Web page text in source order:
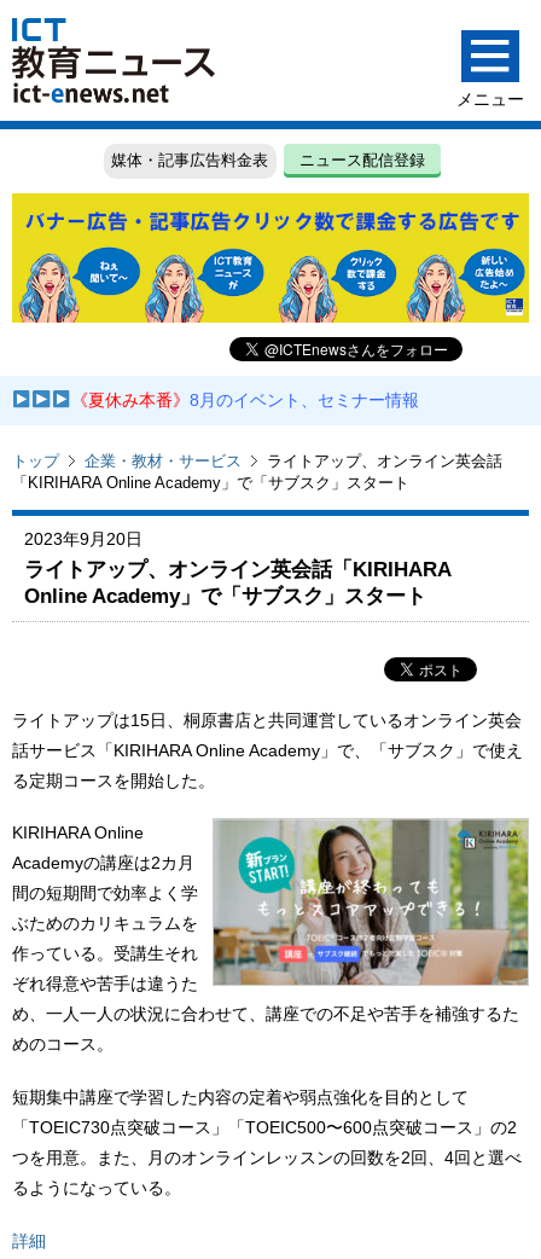
媒体・記事広告料金表 ニュース配信登録
《夏休み本番》8月のイベント、セミナー情報
トップ 企業・教材・サービス
ライトアップ、オンライン英会話
「KIRIHARA Online Academy」で「サブスク」スタート
2023年9月20日
ライトアップ、オンライン英会話「KIRIHARA
Online Academy」で「サブスク」スタート
ライトアップは15日、桐原書店と共同運営しているオンライン英会
話サービス「KIRIHARA Online Academy」で、「サブスク」で使え
る定期コースを開始した。
KIRIHARA Online
Academyの講座は2カ月
間の短期間で効率よく学
ぶためのカリキュラムを
作っている。受講生それ
ぞれ得意や苦手は違うた
め、一人一人の状況に合わせて、講座での不足や苦手を補強するた
めのコース。
短期集中講座で学習した内容の定着や弱点強化を目的として
「TOEIC730点突破コース」「TOEIC500〜600点突破コース」の2
つを用意。また、月のオンラインレッスンの回数を2回、4回と選べ
るようになっている。
詳細